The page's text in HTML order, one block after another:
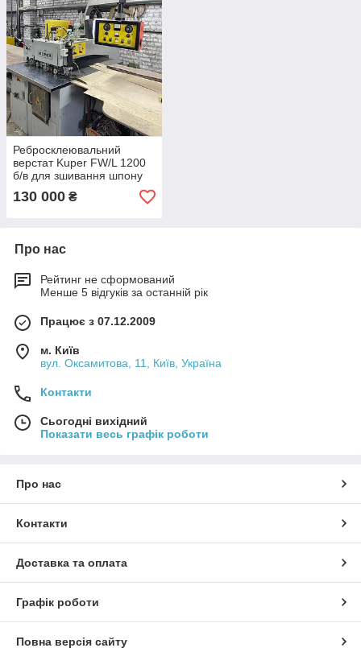
Ребросклеювальний
верстат Kuper FW/L 1200
б/в для зшивання шпону
130 000 ₴
Про нас
Рейтинг не сформований
Менше 5 відгуків за останній рік
Працює з 07.12.2009
м. Київ
вул. Оксамитова, 11, Київ, Україна
Контакти
Сьогодні вихідний
Показати весь графік роботи
Про нас
Контакти
Доставка та оплата
Графік роботи
Повна версія сайту